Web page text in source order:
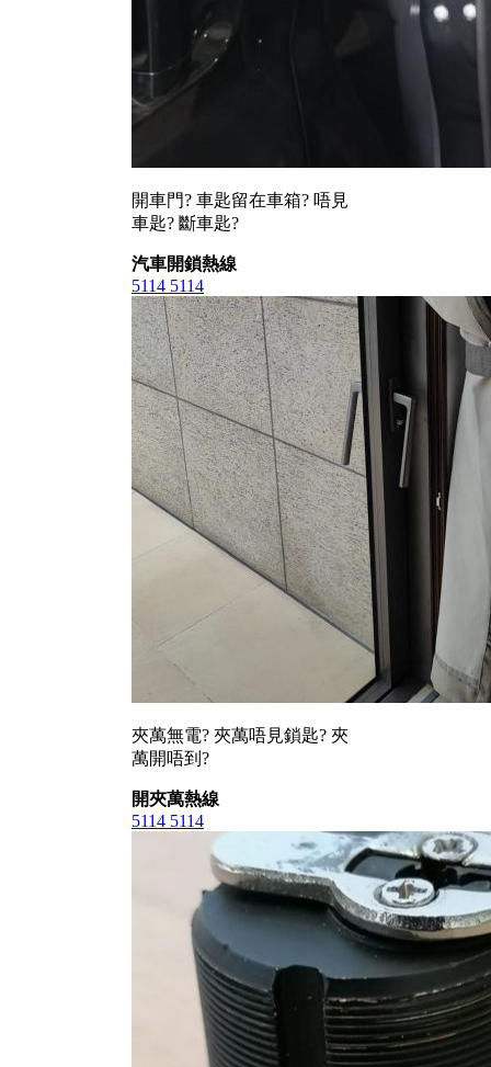
開車門? 車匙留在車箱? 唔見
車匙? 斷車匙?
汽車開鎖熱線
5114 5114
夾萬無電? 夾萬唔見鎖匙? 夾
萬開唔到?
開夾萬熱線
5114 5114